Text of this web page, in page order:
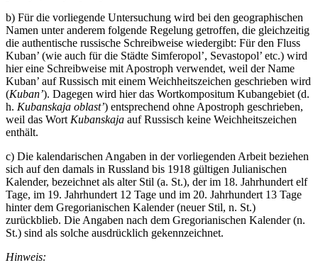
b) Für die vorliegende Untersuchung wird bei den geographischen
Namen unter anderem folgende Regelung getroffen, die gleichzeitig
die authentische russische Schreibweise wiedergibt: Für den Fluss
Kuban’ (wie auch für die Städte Simferopol’, Sevastopol’ etc.) wird
hier eine Schreibweise mit Apostroph verwendet, weil der Name
Kuban’ auf Russisch mit einem Weichheitszeichen geschrieben wird
(Kuban’). Dagegen wird hier das Wortkompositum Kubangebiet (d.
h.Kubanskaja oblast’) entsprechend ohne Apostroph geschrieben,
weil das Wort
c) Die kalendarischen Angaben in der vorliegenden Arbeit beziehen
sich auf den damals in Russland bis 1918 gültigen Julianischen
Kalender, bezeichnet als alter Stil (a. St.), der im 18. Jahrhundert elf
Tage, im 19. Jahrhundert 12 Tage und im 20. Jahrhundert 13 Tage
hinter dem Gregorianischen Kalender (neuer Stil, n. St.)
zurückblieb. Die Angaben nach dem Gregorianischen Kalender (n.